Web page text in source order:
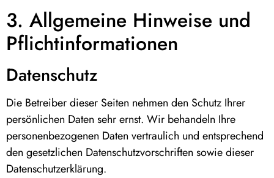
3. Allgemeine Hinweise und
Pflicht­informationen
Datenschutz
Die Betreiber dieser Seiten nehmen den Schutz Ihrer
persönlichen Daten sehr ernst. Wir behandeln Ihre
personenbezogenen Daten vertraulich und entsprechend
den gesetzlichen Datenschutzvorschriften sowie dieser
Datenschutzerklärung.